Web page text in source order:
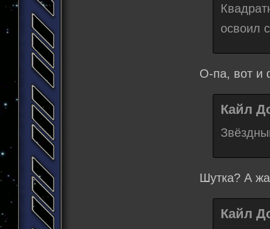
освоил
О-па, вот и
Кайл
Шутка? А
Кайл